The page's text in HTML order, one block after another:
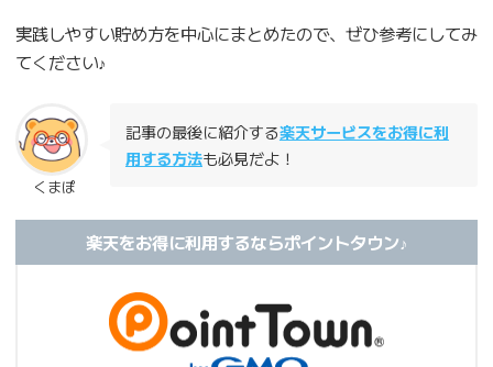
実践しやすい貯め方を中心にまとめたので、ぜひ参考にしてみ
てください♪
くまぽ
記事の最後に紹介する楽天サービスをお得に利
用する方法も必見だよ！
楽天をお得に利用するならポイントタウン♪